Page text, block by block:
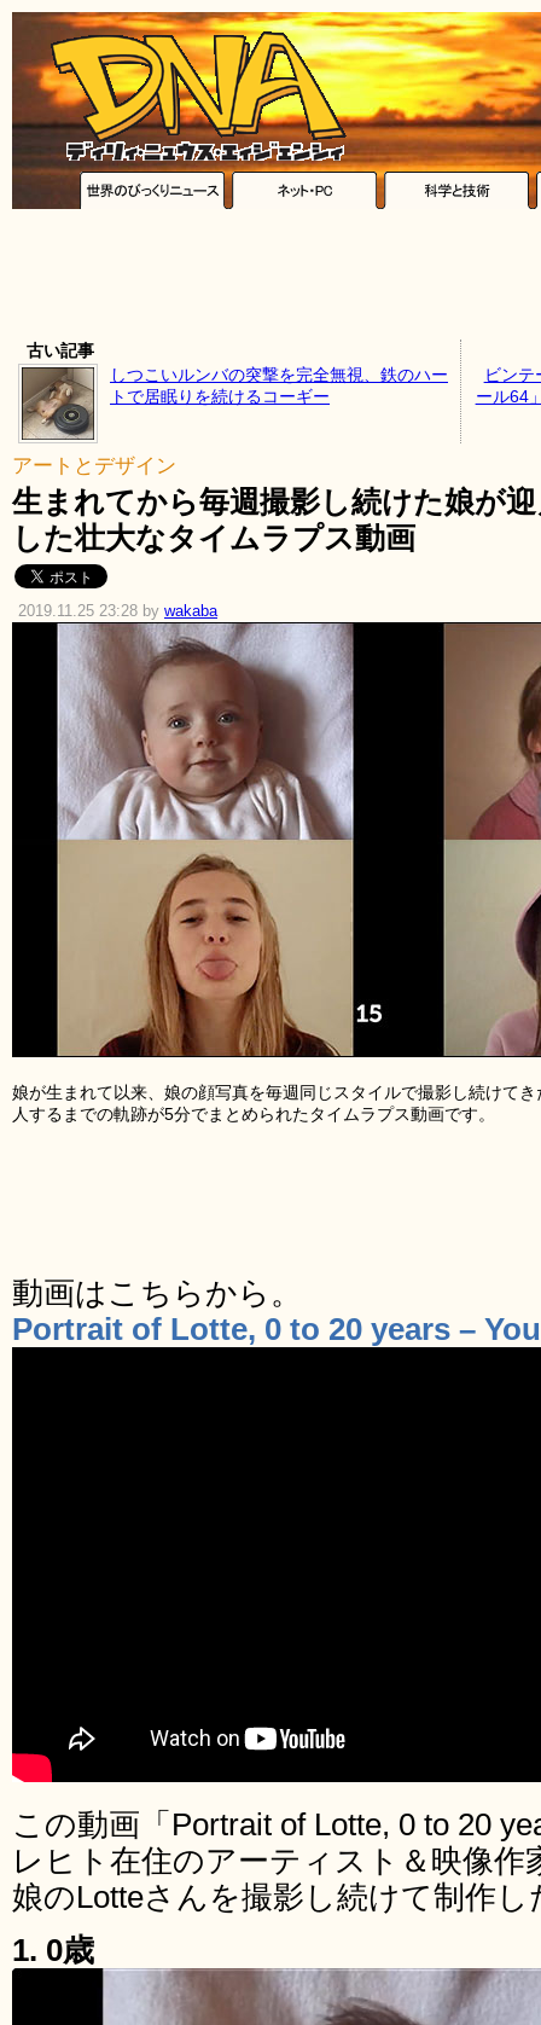
古い記事
しつこいルンバの突撃を完全無視、鉄のハー
トで居眠りを続けるコーギー
ビンテ
ール64
アートとデザイン
生まれてから毎週撮影し続けた娘が
した壮大なタイムラプス動画
2019.11.25 23:28 by wakaba
娘が生まれて以来、娘の顔写真を毎週同じスタイルで撮影し続けて
人するまでの軌跡が5分でまとめられたタイムラプス動画です。
動画はこちらから。
Portrait of Lotte, 0 to 20 years –
この動画「Portrait of Lotte, 0 to 20
レヒト在住のアーティスト＆映像作
娘のLotteさんを撮影し続けて制作し
1. 0歳